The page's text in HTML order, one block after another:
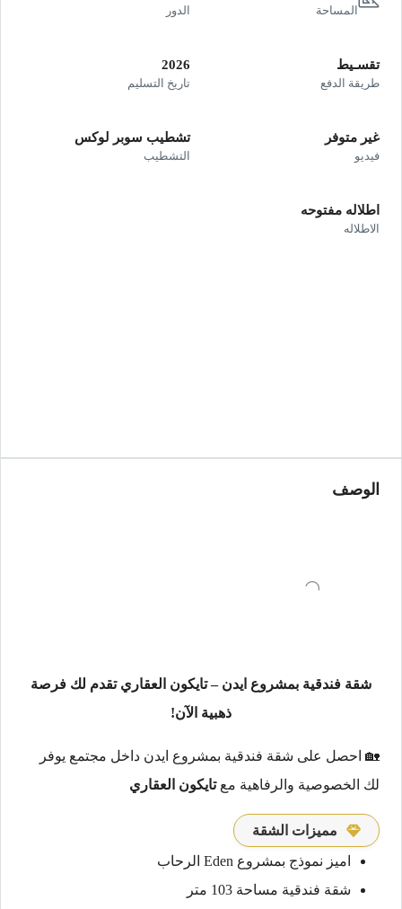
المساحة الدور
تقسـيط
طريقة الدفع
2026
تاريخ التسليم
غير متوفر
فيديو
تشطيب سوبر لوكس
التشطيب
اطلاله مفتوحه
الاطلاله
الوصف
شقة فندقية بمشروع ايدن – تايكون العقاري تقدم لك فرصة
ذهبية الآن!
🏡 احصل على شقة فندقية بمشروع ايدن داخل مجتمع يوفر
لك الخصوصية والرفاهية معتايكون العقاري
مميزات الشقة
اميز نموذج بمشروع Eden الرحاب
شقة فندقية مساحة 103 متر